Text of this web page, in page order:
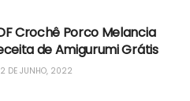
Crochê Porco Melancia
de Amigurumi Grátis
DE JUNHO, 2022